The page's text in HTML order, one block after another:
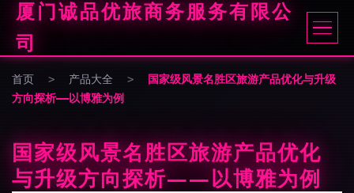
厦门诚品优旅商务服务有限公
司
首页 > 产品大全 >
国家级风景名胜区旅游产品优化与升级
方向探析——以博雅为例
国家级风景名胜区旅游产品优化
与升级方向探析——以博雅为例